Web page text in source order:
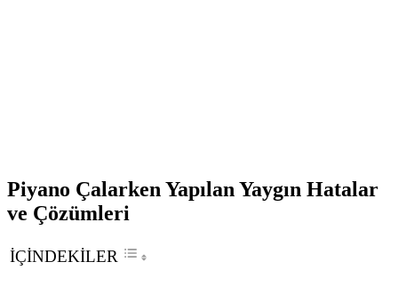
Piyano Çalarken Yapılan Yaygın Hatalar
ve Çözümleri
İÇİNDEKİLER